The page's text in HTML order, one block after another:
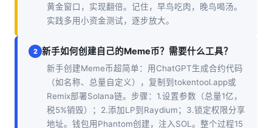
黄金窗口，实现翻倍。记住，早鸟吃肉，晚鸟喝汤。
实践多用小资金测试，逐步放大。
2 新手如何创建自己的Meme币？需要什么工具？
新手创建Meme币超简单：用ChatGPT生成合约代码
（如名称、总量自定义），复制到tokentool.app或
Remix部署Solana链。步骤：1.设置参数（总量1亿，
税5%销毁）；2.添加LP到Raydium；3.锁定权限分享
地址。钱包用Phantom创建，注入SOL。整个过程15